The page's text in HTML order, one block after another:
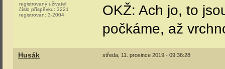
registrovaný uživatel
číslo příspěvku: 3221
registrován: 3-2004
OKŽ: Ach jo, to
počkáme, až
Husák středa, 11. prosince 2019 - 09:36:28